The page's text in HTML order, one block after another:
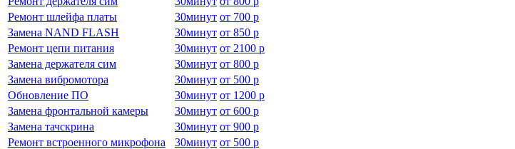
Ремонт шлейфа платы
30минут от 700 р
Замена NAND FLASH
30минут от 850 р
Ремонт цепи питания
30минут от 2100 р
Замена держателя сим
30минут от 800 р
Замена вибромотора
30минут от 500 р
Обновление ПО
30минут от 1200 р
Замена фронтальной камеры
30минут от 600 р
Замена тачскрина
30минут от 900 р
Ремонт встроенного микрофона
30минут от 500 р